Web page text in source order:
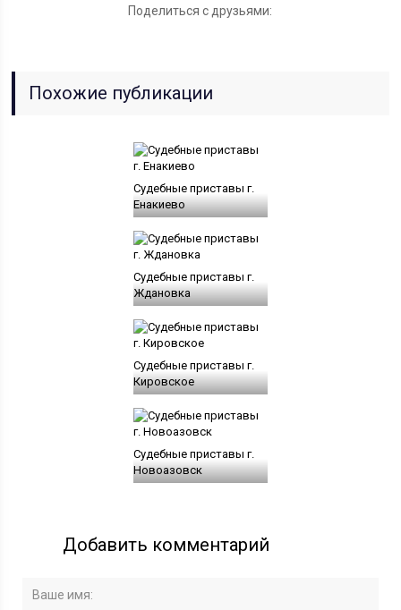
Поделиться с друзьями:
Похожие публикации
Судебные приставы г.
Енакиево
Судебные приставы г.
Ждановка
Судебные приставы г.
Кировское
Судебные приставы г.
Новоазовск
Добавить комментарий